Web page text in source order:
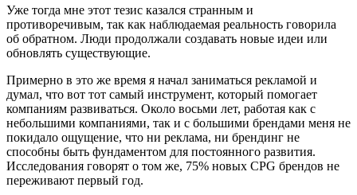
Уже тогда мне этот тезис казался странным и
противоречивым, так как наблюдаемая реальность говорила
об обратном. Люди продолжали создавать новые идеи или
обновлять существующие.
Примерно в это же время я начал заниматься рекламой и
думал, что вот тот самый инструмент, который помогает
компаниям развиваться. Около восьми лет, работая как с
небольшими компаниями, так и с большими брендами меня не
покидало ощущение, что ни реклама, ни брендинг не
способны быть фундаментом для постоянного развития.
Исследования говорят о том же, 75% новых CPG брендов не
переживают первый год.